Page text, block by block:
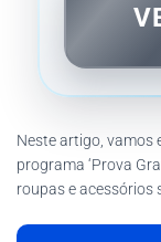
Neste artigo, vamos
programa ‘Prova
roupas e acessórios